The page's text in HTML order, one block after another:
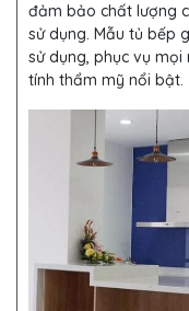
đảm bảo chất lượng
sử dụng. Mẫu tủ bếp
sử dụng, phục vụ
tính thẩm mỹ nổi bật.